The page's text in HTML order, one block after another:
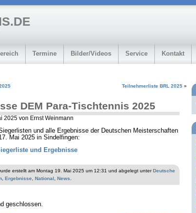
Termine Bilder/Videos Service Kontakt
Teilnehmerliste BRL 2025 »
DEM Para-Tischtennis 2025
2025 von Ernst Weinmann
und alle Ergebnisse der Deutschen Meisterschaften
Mai 2025 in Sindelfingen:
und Ergebnisse
erstellt am Montag 19. Mai 2025 um 12:31 und abgelegt unter Deutsche
, Ergebnisse, National , News.
geschlossen.